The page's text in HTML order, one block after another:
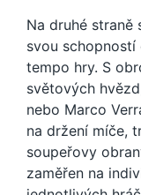
Na druhé straně
svou
tempo hry. S
světových
nebo Marco
na držení míče,
soupeřovy
zaměřen na